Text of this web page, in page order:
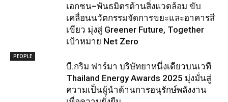
เอกชน–พันธมิตรด้านสิ่งแวดล้อม ขับ
เคลื่อนนวัตกรรมจัดการขยะและอาคารสี
เขียว มุ่งสู่ Greener Future, Together
เป้าหมาย Net Zero
PEOPLE
บี.กริม ฟาร์มา บริษัทยาหนึ่งเดียวบนเวที
Thailand Energy Awards 2025 มุ่งมั่นสู่
ความเป็นผู้นำด้านการอนุรักษ์พลังงาน